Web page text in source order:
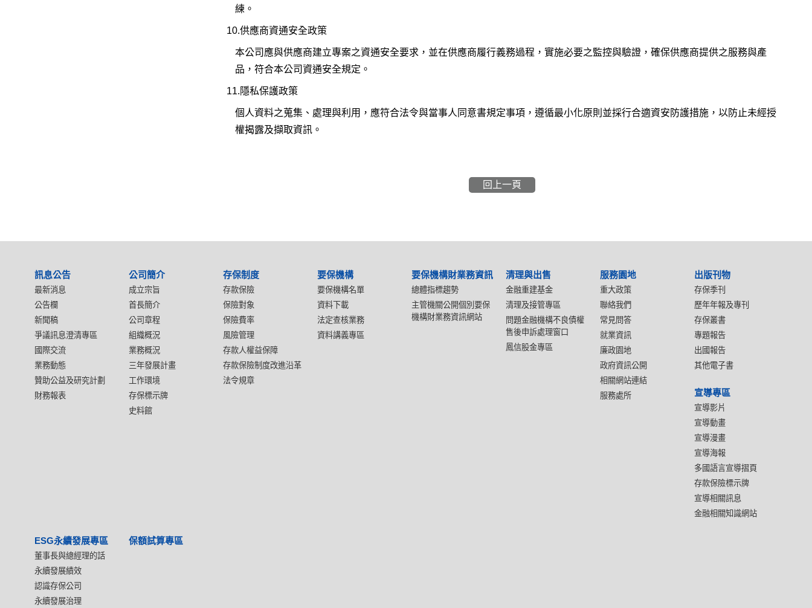
練。
10.供應商資通安全政策
本公司應與供應商建立專案之資通安全要求，並在供應商履行義務過程，實施必要之監控與驗證，確保供應商提供之服務與產
品，符合本公司資通安全規定。
11.隱私保護政策
個人資料之蒐集、處理與利用，應符合法令與當事人同意書規定事項，遵循最小化原則並採行合適資安防護措施，以防止未經授
權揭露及擷取資訊。
回上一頁
訊息公告
最新消息
公告欄
新聞稿
爭議訊息澄清專區
國際交流
業務動態
贊助公益及研究計劃
財務報表
公司簡介
成立宗旨
首長簡介
公司章程
組織概況
業務概況
三年發展計畫
工作環境
存保標示牌
史料館
存保制度
存款保險
保險對象
保險費率
風險管理
存款人權益保障
存款保險制度改進沿革
法令規章
要保機構
要保機構名單
資料下載
法定查核業務
資料講義專區
要保機構財業務資訊
總體指標趨勢
主管機關公開個別要保
機構財業務資訊網站
清理與出售
金融重建基金
清理及接管專區
問題金融機構不良債權
售後申訴處理窗口
鳳信股金專區
服務園地
重大政策
聯絡我們
常見問答
就業資訊
廉政園地
政府資訊公開
相關網站連結
服務處所
出版刊物
存保季刊
歷年年報及專刊
存保叢書
專題報告
出國報告
其他電子書
宣導專區
宣導影片
宣導動畫
宣導漫畫
宣導海報
多國語言宣導摺頁
存款保險標示牌
宣導相關訊息
金融相關知識網站
ESG永續發展專區
董事長與總經理的話
永續發展績效
認識存保公司
永續發展治理
保額試算專區